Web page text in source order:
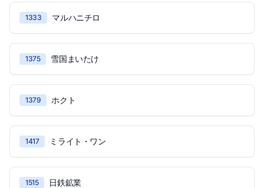
1333 マルハニチロ
1375 雪国まいたけ
1379 ホクト
1417 ミライト・ワン
1515 日鉄鉱業